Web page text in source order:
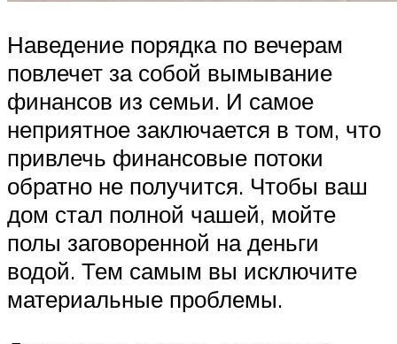
Наведение порядка по вечерам
повлечет за собой вымывание
финансов из семьи. И самое
неприятное заключается в том, что
привлечь финансовые потоки
обратно не получится. Чтобы ваш
дом стал полной чашей, мойте
полы заговоренной на деньги
водой. Тем самым вы исключите
материальные проблемы.